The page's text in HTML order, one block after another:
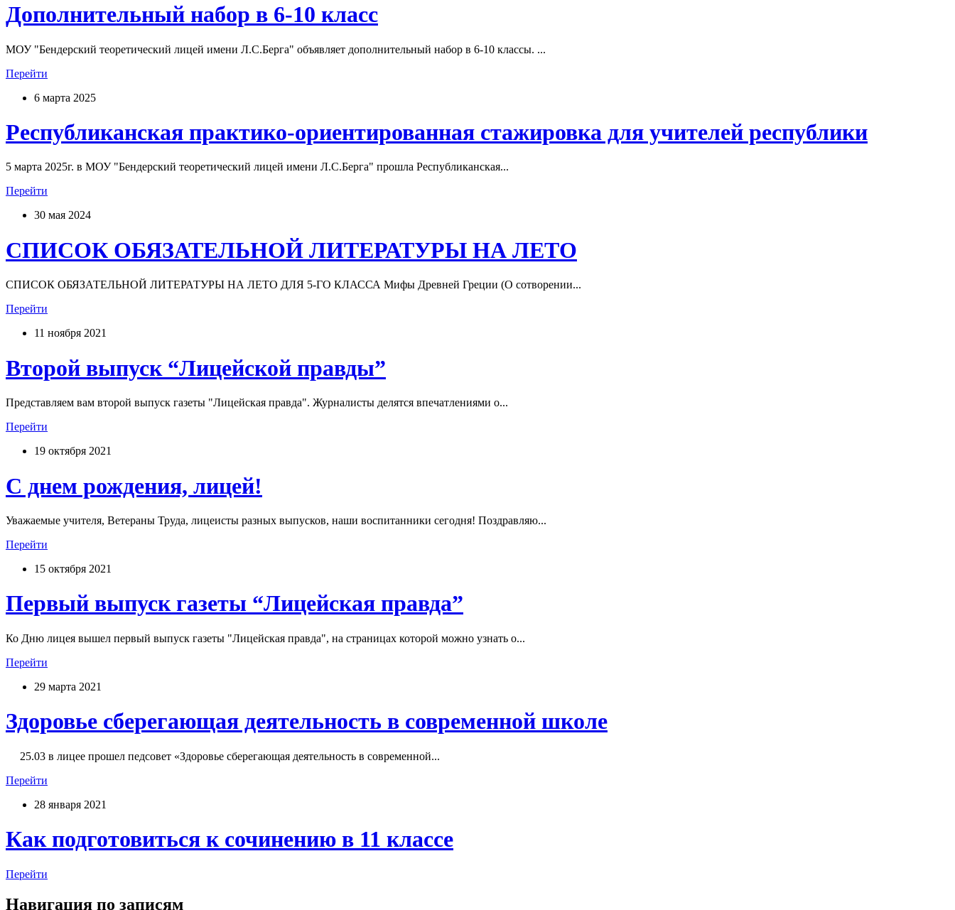
Дополнительный набор в 6-10 класс
МОУ "Бендерский теоретический лицей имени Л.С.Берга" объявляет дополнительный набор в 6-10 классы. ...
Перейти
6 марта 2025
Республиканская практико-ориентированная стажировка для учителей республики
5 марта 2025г. в МОУ "Бендерский теоретический лицей имени Л.С.Берга" прошла Республиканская...
Перейти
30 мая 2024
СПИСОК ОБЯЗАТЕЛЬНОЙ ЛИТЕРАТУРЫ НА ЛЕТО
СПИСОК ОБЯЗАТЕЛЬНОЙ ЛИТЕРАТУРЫ НА ЛЕТО ДЛЯ 5-ГО КЛАССА Мифы Древней Греции (О сотворении...
Перейти
11 ноября 2021
Второй выпуск “Лицейской правды”
Представляем вам второй выпуск газеты "Лицейская правда". Журналисты делятся впечатлениями о...
Перейти
19 октября 2021
С днем рождения, лицей!
Уважаемые учителя, Ветераны Труда, лицеисты разных выпусков, наши воспитанники сегодня! Поздравляю...
Перейти
15 октября 2021
Первый выпуск газеты “Лицейская правда”
Ко Дню лицея вышел первый выпуск газеты "Лицейская правда", на страницах которой можно узнать о...
Перейти
29 марта 2021
Здоровье сберегающая деятельность в современной школе
25.03 в лицее прошел педсовет «Здоровье сберегающая деятельность в современной...
Перейти
28 января 2021
Как подготовиться к сочинению в 11 классе
Перейти
Навигация по записям